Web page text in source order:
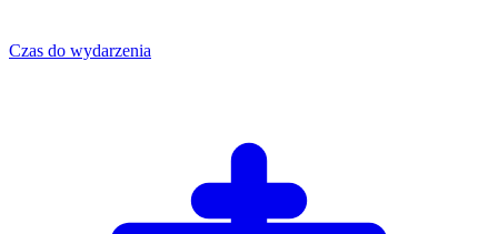
Czas do wydarzenia